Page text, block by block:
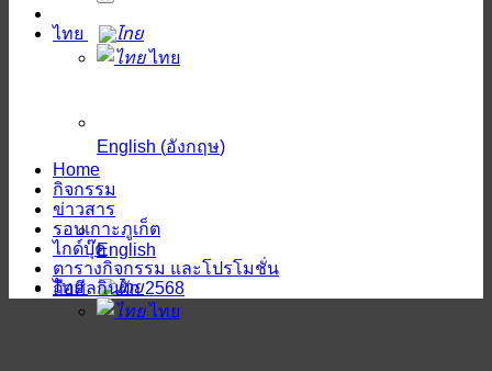
ไทย
ไทย
English
ไทย
ไทย
English (อังกฤษ)
Home
กิจกรรม
ข่าวสาร
รอบเกาะภูเก็ต
ไกด์บุ๊ค
ตารางกิจกรรม และโปรโมชั่น
ถือศีลกินผัก 2568